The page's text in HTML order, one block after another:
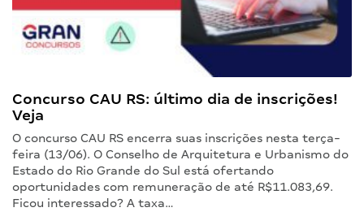
Concurso CAU RS: último dia de inscrições!
Veja
O concurso CAU RS encerra suas inscrições nesta terça-
feira (13/06). O Conselho de Arquitetura e Urbanismo do
Estado do Rio Grande do Sul está ofertando
oportunidades com remuneração de até R$11.083,69.
Ficou interessado? A taxa…